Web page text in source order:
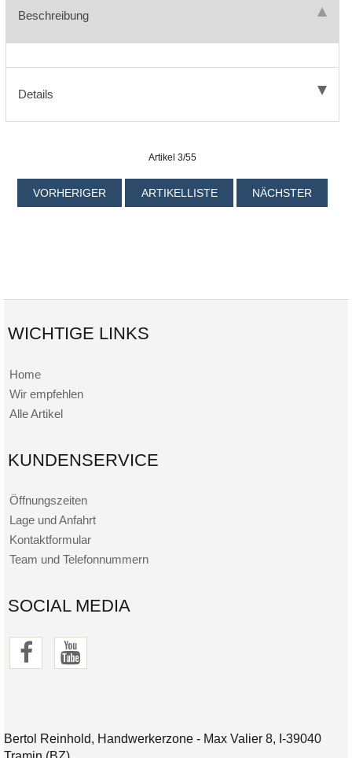
Beschreibung
Details
Artikel 3/55
VORHERIGER ARTIKELLISTE NÄCHSTER
WICHTIGE LINKS
Home
Wir empfehlen
Alle Artikel
KUNDENSERVICE
Öffnungszeiten
Lage und Anfahrt
Kontaktformular
Team und Telefonnummern
SOCIAL MEDIA
Bertol Reinhold, Handwerkerzone - Max Valier 8, I-39040